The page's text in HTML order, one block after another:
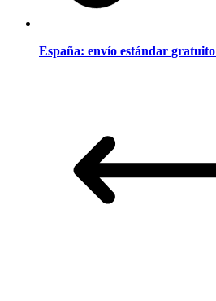
España: envío estándar gratuito